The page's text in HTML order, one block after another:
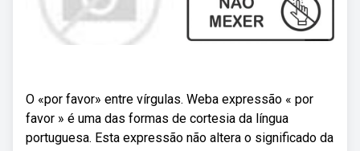
O «por favor» entre vírgulas. Weba expressão « por
favor » é uma das formas de cortesia da língua
portuguesa. Esta expressão não altera o significado da